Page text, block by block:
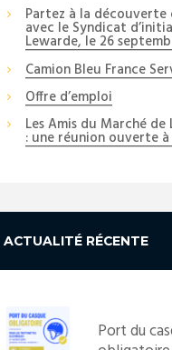
Partez à la découverte
avec le Syndicat
Lewarde, le 26
Camion Bleu France
Offre d’emploi
Les Amis du Marché de
: une réunion ouverte
ACTUALITÉ RÉCENTE
Port du